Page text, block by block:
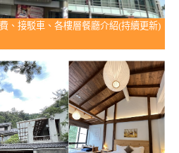
、接駁車、各樓層餐廳介紹(持續更新)